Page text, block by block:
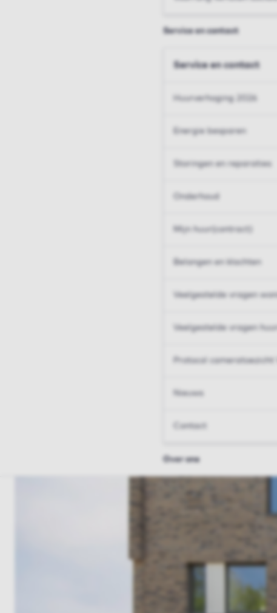
Service en contact
Service en contact
Huurverhoging 2026
Energie besparen
Storingen en reparaties
Onderhoud
Mijn huur(contract)
Belangen en klachten
Veelgestelde vragen
Veelgestelde vragen
Protocol cameratoezicht
Nieuws
Contact
Over ons